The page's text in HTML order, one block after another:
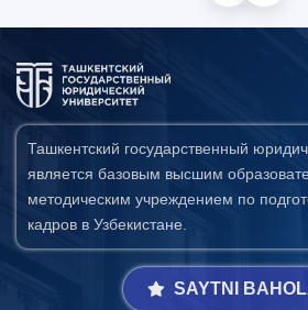
Ташкентский государственный
является базовым высшим
методическим учреждением по
кадров в Узбекистане.
SAYTNI